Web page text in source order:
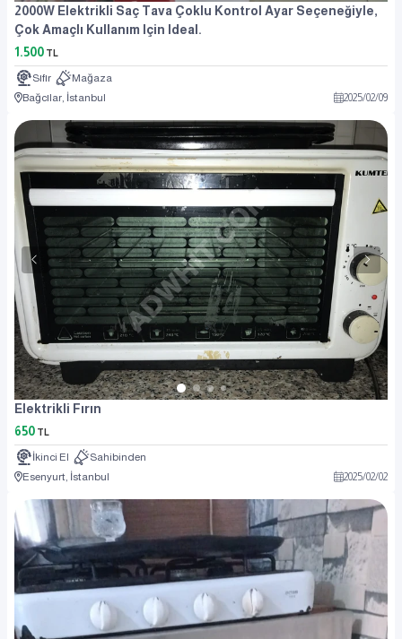
2000W Elektrikli Saç Tava Çoklu Kontrol Ayar Seçeneğiyle,
Çok Amaçlı Kullanım Için Ideal.
1.500 TL
Sıfır
Mağaza
Bağcılar, İstanbul
2025/02/09
Elektrikli Fırın
650 TL
İkinci El
Sahibinden
Esenyurt, İstanbul
2025/02/02